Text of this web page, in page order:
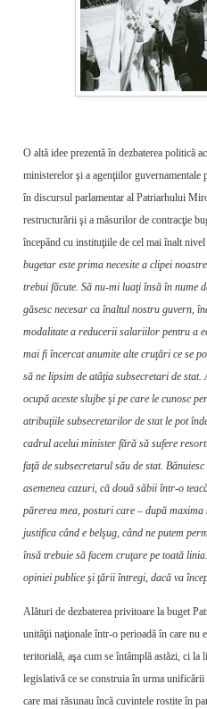
O altă idee prezentă în dezbaterea politică
ministerelor şi a agenţiilor
în discursul parlamentar al Patriarhului
restructurării şi a măsurilor de contracţie
începând cu instituţiile de cel mai înalt
bugetar este prima necesite a clipei
trebui făcute. Să nu-mi luaţi însă în nume
găsesc necesar ca înaltul nostru guvern,
modalitate a reducerii salariilor pentru a
mai fi încercat anumite alte cruţări ce se
să ne lipsim de atâţia subsecretari de
ocupă aceste slujbe şi pe care le cunosc
atribuţiile subsecretarilor de stat le pot
cadrul acelui minister fără să sufere
faţă de subsecretarul său de stat.
asemenea cazuri, că două săbii într-o
părerea mea, posturi care – după
justifica când e belşug, când ne putem
însă trebuie să facem cruţare pe toată
opiniei publice şi ţării întregi, dacă va
Alături de dezbaterea privitoare la buget
unităţii naţionale într-o perioadă în care nu
teritorială, aşa cum se întâmplă astăzi, ci
legislativă ce se construia în urma
care mai răsunau încă cuvintele rostite în